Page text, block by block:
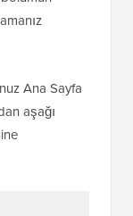
Ana Sayfa
aşağı